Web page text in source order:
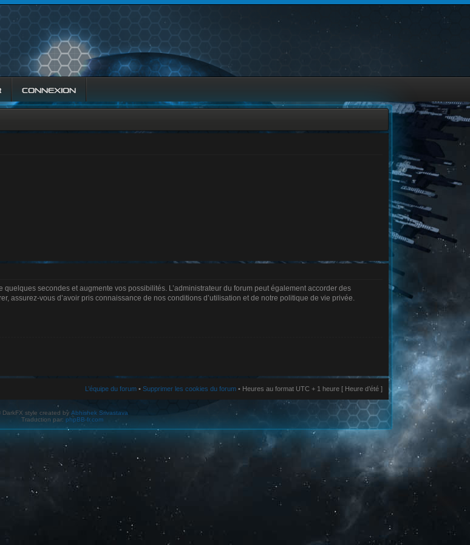
CONNEXION
secondes et augmente vos possibilités. L’administrateur du forum peut également accorder des
assurez-vous d’avoir pris connaissance de nos conditions d’utilisation et de notre politique de vie privée.
L’équipe du forum• Supprimer les cookies du forum• Heures au format UTC + 1 heure [ Heure d’été ]
DarkFX style created by Abhishek Srivastava
Traduction par: phpBB-fr.com